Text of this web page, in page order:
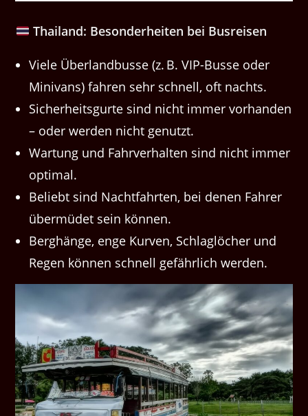
Thailand: Besonderheiten bei Busreisen
Viele Überlandbusse (z. B. VIP-Busse oder
Minivans) fahren sehr schnell, oft nachts.
Sicherheitsgurte sind nicht immer vorhanden
– oder werden nicht genutzt.
Wartung und Fahrverhalten sind nicht immer
optimal.
Beliebt sind Nachtfahrten, bei denen Fahrer
übermüdet sein können.
Berghänge, enge Kurven, Schlaglöcher und
Regen können schnell gefährlich werden.